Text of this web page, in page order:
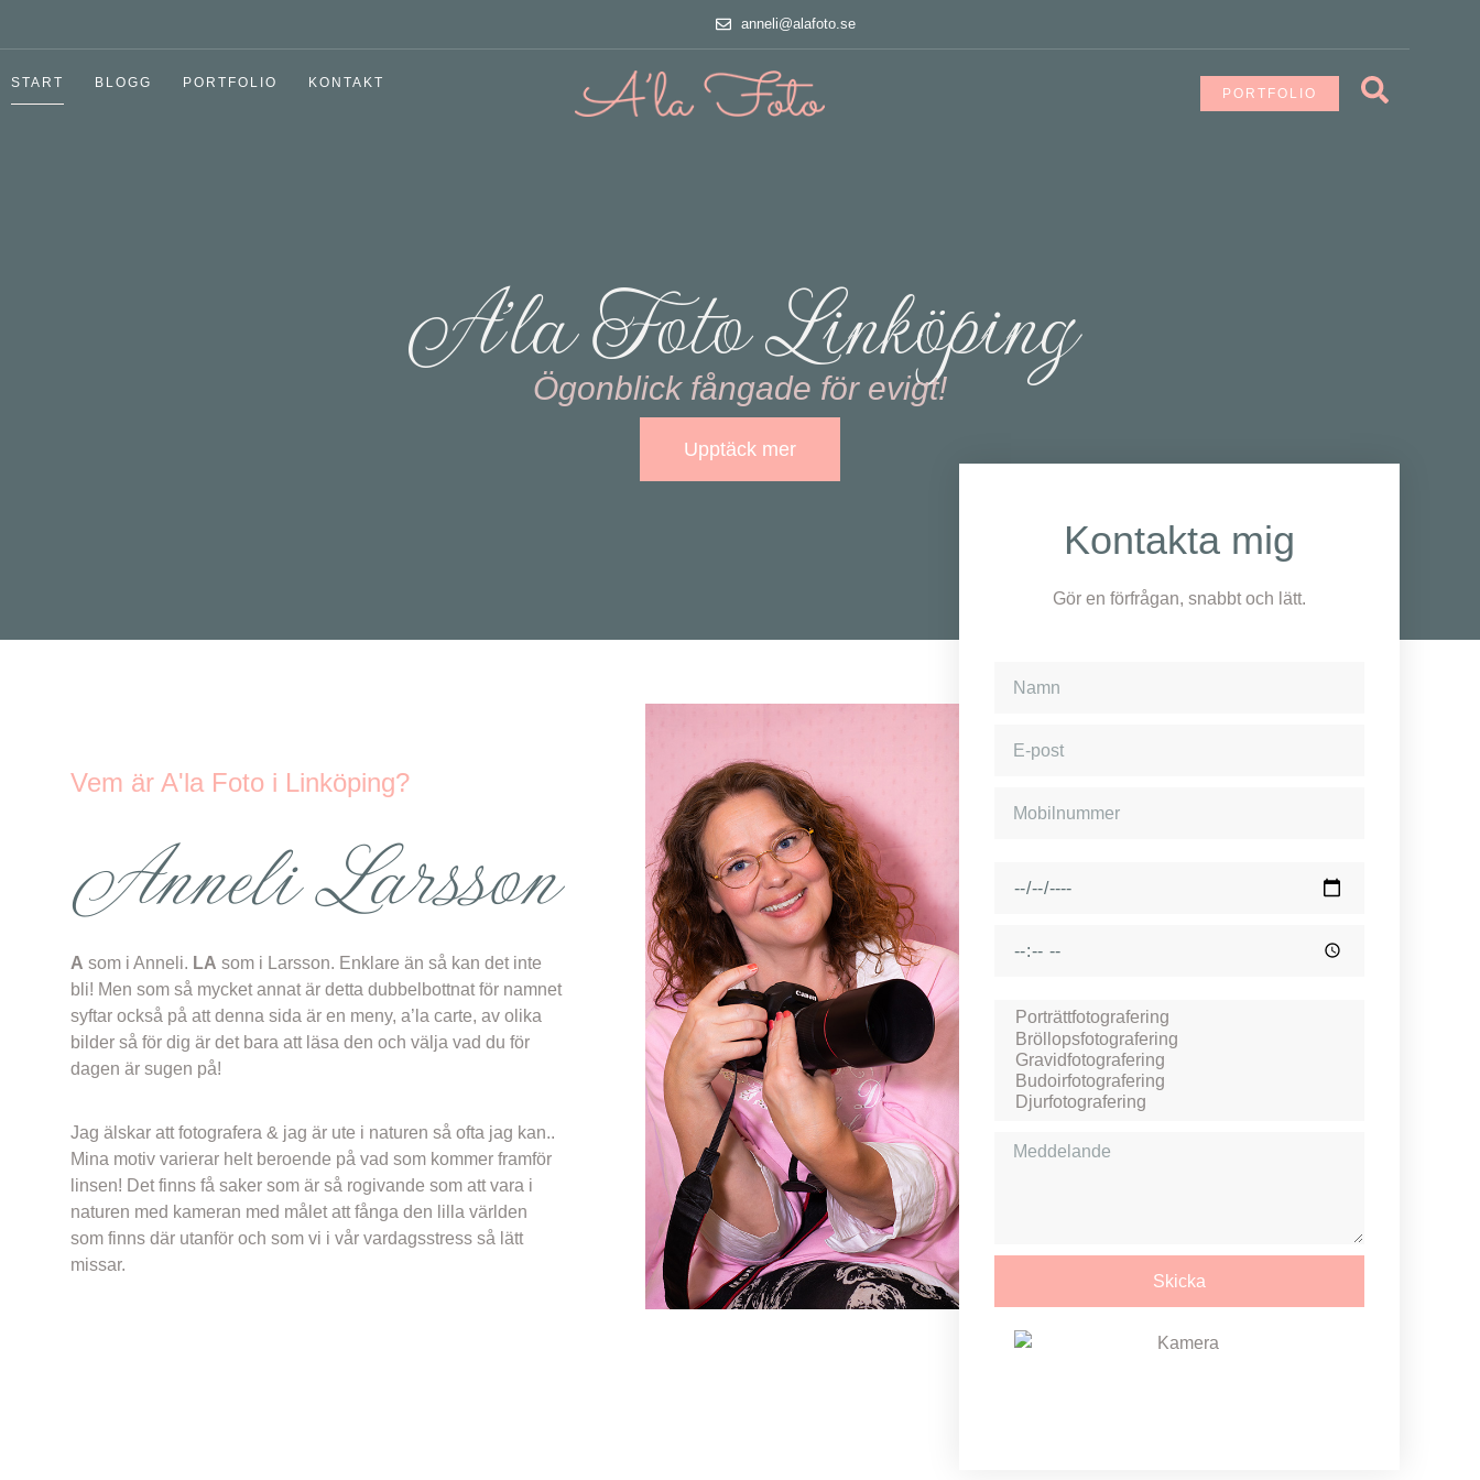
anneli@alafoto.se
START BLOGG PORTFOLIO KONTAKT
PORTFOLIO
A'la Foto Linköping
Ögonblick fångade för evigt!
Upptäck mer
Vem är A'la Foto i Linköping?
Anneli Larsson
A som i Anneli. LA som i Larsson. Enklare än så kan det inte
bli! Men som så mycket annat är detta dubbelbottnat för namnet
syftar också på att denna sida är en meny, a’la carte, av olika
bilder så för dig är det bara att läsa den och välja vad du för
dagen är sugen på!
Jag älskar att fotografera & jag är ute i naturen så ofta jag kan..
Mina motiv varierar helt beroende på vad som kommer framför
linsen! Det finns få saker som är så rogivande som att vara i
naturen med kameran med målet att fånga den lilla världen
som finns där utanför och som vi i vår vardagsstress så lätt
missar.
Kontakta mig
Gör en förfrågan, snabbt och lätt.
Skicka